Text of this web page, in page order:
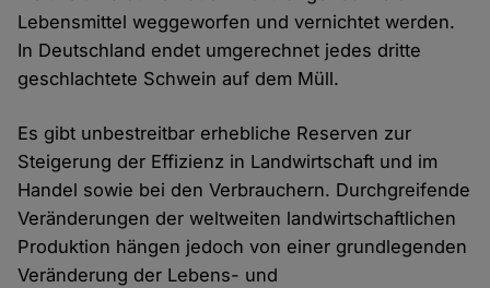
Lebensmittel weggeworfen und vernichtet werden.
In Deutschland endet umgerechnet jedes dritte
geschlachtete Schwein auf dem Müll.
Es gibt unbestreitbar erhebliche Reserven zur
Steigerung der Effizienz in Landwirtschaft und im
Handel sowie bei den Verbrauchern. Durchgreifende
Veränderungen der weltweiten landwirtschaftlichen
Produktion hängen jedoch von einer grundlegenden
Veränderung der Lebens- und